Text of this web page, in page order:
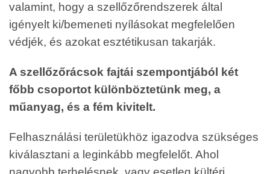
valamint, hogy a szellőzőrendszerek által
igényelt ki/bemeneti nyílásokat megfelelően
védjék, és azokat esztétikusan takarják.
A szellőzőrácsok fajtái szempontjából két
főbb csoportot különböztetünk meg, a
műanyag, és a fém kivitelt.
Felhasználási területükhöz igazodva szükséges
kiválasztani a leginkább megfelelőt. Ahol